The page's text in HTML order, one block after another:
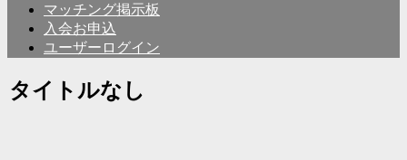
マッチング掲示板
入会お申込
ユーザーログイン
タイトルなし